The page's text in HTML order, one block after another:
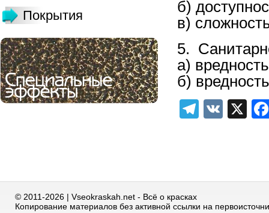
Покрытия
б)
в)
5.
а)
б)
VK X
© 2011-2026 | Vseokraskah.net - Всё о красках
Копирование материалов без активной ссылки на